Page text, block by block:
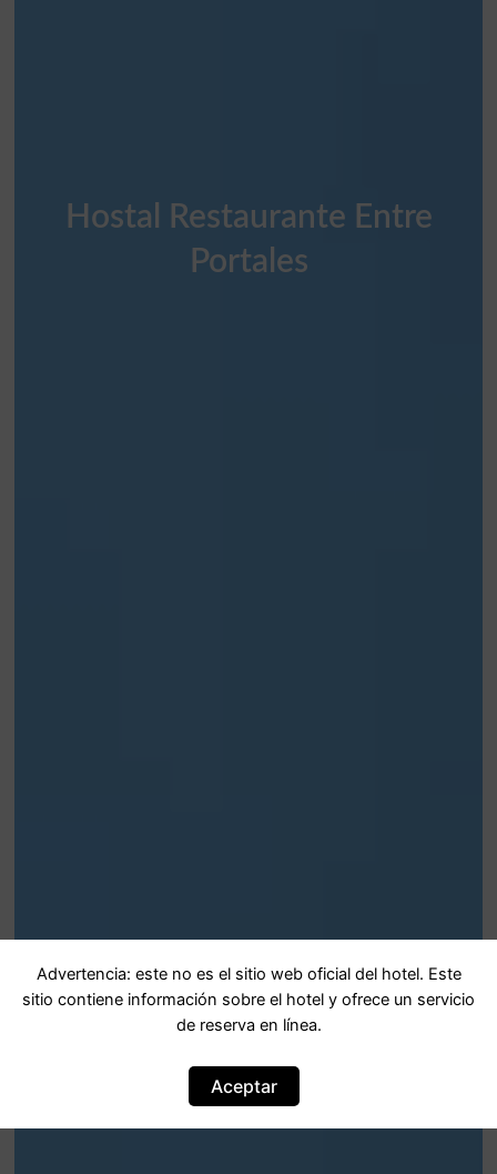
Hostal Restaurante Entre
Portales
Advertencia: este no es el sitio web oficial del hotel. Este
sitio contiene información sobre el hotel y ofrece un servicio
de reserva en línea.
Aceptar